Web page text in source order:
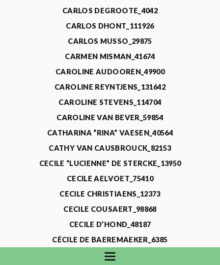
CARLOS DEGROOTE_4042
CARLOS DHONT_111926
CARLOS MUSSO_29875
CARMEN MISMAN_41674
CAROLINE AUDOOREN_49900
CAROLINE REYNTJENS_131642
CAROLINE STEVENS_114704
CAROLINE VAN BEVER_59854
CATHARINA “RINA” VAESEN_40564
CATHY VAN CAUSBROUCK_82153
CECILE “LUCIENNE” DE STERCKE_13950
CECILE AELVOET_75410
CECILE CHRISTIAENS_12373
CECILE COUSAERT_98868
CECILE D’HOND_48187
CÉCILE DE BAEREMAEKER_6385
CECILE DE WAELE_4731